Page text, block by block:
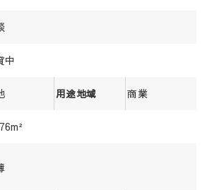
中
用途地域 商業